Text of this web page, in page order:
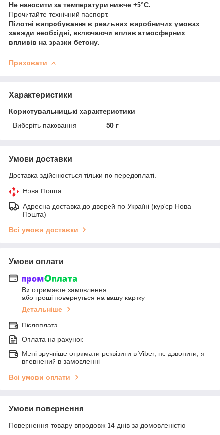
Не наносити за температури нижче +5°С.
Прочитайте технічний паспорт.
Пілотні випробування в реальних виробничих умовах
завжди необхідні, включаючи вплив атмосферних
впливів на зразки бетону.
Приховати
Характеристики
Користувальницькі характеристики
Виберіть паковання
50 г
Умови доставки
Доставка здійснюється тільки по передоплаті.
Нова Пошта
Адресна доставка до дверей по Україні (кур'єр Нова
Пошта)
Всі умови доставки
Умови оплати
Ви отримаєте замовлення
або гроші повернуться на вашу картку
Детальніше
Післяплата
Оплата на рахунок
Мені зручніше отримати реквізити в Viber, не дзвонити, я
впевнений в замовленні
Всі умови оплати
Умови повернення
Повернення товару впродовж 14 днів за домовленістю